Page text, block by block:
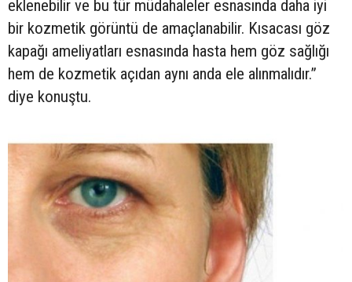
eklenebilir ve bu tür müdahaleler esnasında daha iyi
bir kozmetik görüntü de amaçlanabilir. Kısacası göz
kapağı ameliyatları esnasında hasta hem göz sağlığı
hem de kozmetik açıdan aynı anda ele alınmalıdır.”
diye konuştu.